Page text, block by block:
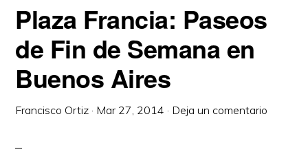
Plaza Francia: Paseos
de Fin de Semana en
Buenos Aires
Francisco Ortiz · Mar 27, 2014 · Deja un comentario